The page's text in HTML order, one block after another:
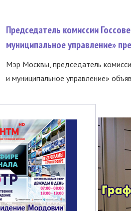
Председатель комиссии
муниципальное управление»
Мэр Москвы, председатель
и муниципальное управление»